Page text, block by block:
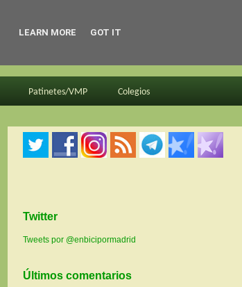
Patinetes/VMP Colegios
Twitter
Tweets por @enbicipormadrid
Últimos comentarios
LEARN MORE GOT IT